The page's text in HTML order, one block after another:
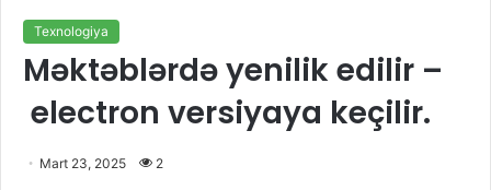
Texnologiya
Məktəblərdə yenilik edilir –
electron versiyaya keçilir.
Mart 23, 2025 2